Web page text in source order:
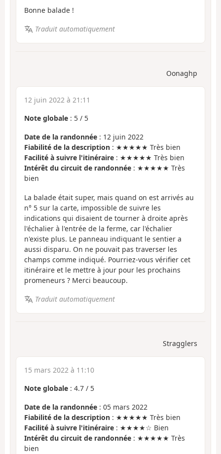
Bonne balade !
Traduit automatiquement
Oonaghp
12 juin 2022 à 21:11
Note globale : 5 / 5
Date de la randonnée : 12 juin 2022
Fiabilité de la description : ★★★★★ Très bien
Facilité à suivre l'itinéraire : ★★★★★ Très bien
Intérêt du circuit de randonnée : ★★★★★ Très
bien
La balade était super, mais quand on est arrivés au
n° 5 sur la carte, impossible de suivre les
indications qui disaient de tourner à droite après
l'échalier à l'entrée de la ferme, car l'échalier
n'existe plus. Le panneau indiquant le sentier a
aussi disparu. On ne pouvait pas traverser les
champs comme indiqué. Pourriez-vous vérifier cet
itinéraire et le mettre à jour pour les prochains
promeneurs ? Merci beaucoup.
Traduit automatiquement
Stragglers
15 mars 2022 à 11:10
Note globale : 4.7 / 5
Date de la randonnée : 05 mars 2022
Fiabilité de la description : ★★★★★ Très bien
Facilité à suivre l'itinéraire : ★★★★☆ Bien
Intérêt du circuit de randonnée : ★★★★★ Très
bien